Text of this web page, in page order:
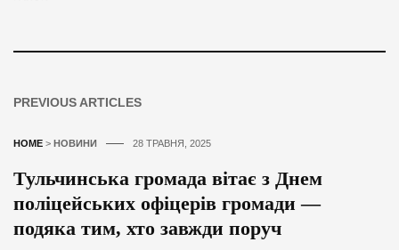
PREVIOUS ARTICLES
HOME > НОВИНИ 28 ТРАВНЯ, 2025
Тульчинська громада вітає з Днем
поліцейських офіцерів громади —
подяка тим, хто завжди поруч